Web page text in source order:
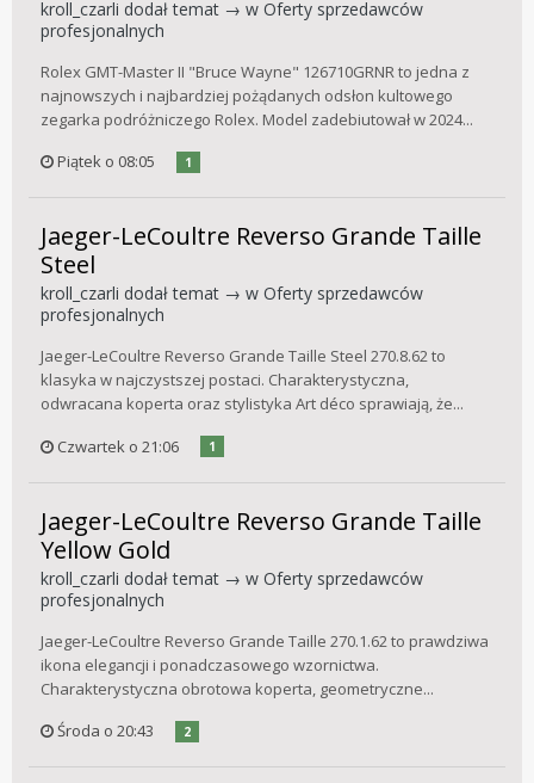
kroll_czarli dodał temat → w Oferty sprzedawców
profesjonalnych
Rolex GMT-Master II "Bruce Wayne" 126710GRNR to jedna z
najnowszych i najbardziej pożądanych odsłon kultowego
zegarka podróżniczego Rolex. Model zadebiutował w 2024...
Piątek o 08:05
1
Jaeger-LeCoultre Reverso Grande Taille
Steel
kroll_czarli dodał temat → w Oferty sprzedawców
profesjonalnych
Jaeger-LeCoultre Reverso Grande Taille Steel 270.8.62 to
klasyka w najczystszej postaci. Charakterystyczna,
odwracana koperta oraz stylistyka Art déco sprawiają, że...
Czwartek o 21:06
1
Jaeger-LeCoultre Reverso Grande Taille
Yellow Gold
kroll_czarli dodał temat → w Oferty sprzedawców
profesjonalnych
Jaeger-LeCoultre Reverso Grande Taille 270.1.62 to prawdziwa
ikona elegancji i ponadczasowego wzornictwa.
Charakterystyczna obrotowa koperta, geometryczne...
Środa o 20:43
2